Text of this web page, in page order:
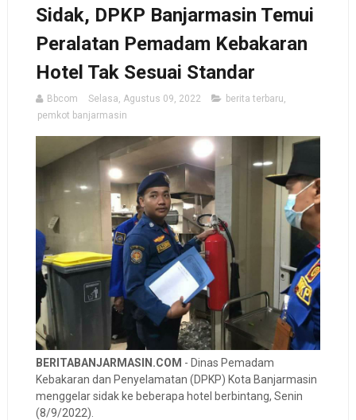
Sidak, DPKP Banjarmasin Temui
Peralatan Pemadam Kebakaran
Hotel Tak Sesuai Standar
Bbcom Selasa, Agustus 09, 2022 berita terbaru,
pemkot banjarmasin
BERITABANJARMASIN.COM - Dinas Pemadam
Kebakaran dan Penyelamatan (DPKP) Kota Banjarmasin
menggelar sidak ke beberapa hotel berbintang, Senin
(8/9/2022).